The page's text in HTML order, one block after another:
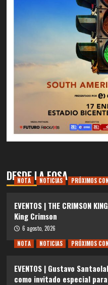
DESDE LA FOSA
NOTA NOTICIAS PRÓXIMOS
EVENTOS | THE CRIMSON
King Crimson
6 agosto, 2026
NOTA
NOTICIAS PRÓXIMOS
EVENTOS | Gustavo
como invitado especial